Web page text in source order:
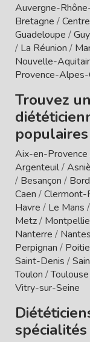
Auvergne-
Bretagne /
Guadeloupe /
/ La Réunion /
Nouvelle-
Provence-
Trouvez
populaires
Aix-en-Provence
Argenteuil/
/ Besançon /
Caen /Clermont-
Havre / Le Mans /
Metz/
Nanterre / Nantes
Perpignan /
Saint-Denis /
Toulon /Toulouse
Vitry-sur-Seine
spécialités